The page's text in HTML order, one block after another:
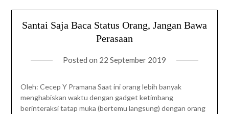
Santai Saja Baca Status Orang, Jangan Bawa
Perasaan
Posted on 22 September 2019
Oleh: Cecep Y Pramana Saat ini orang lebih banyak
menghabiskan waktu dengan gadget ketimbang
berinteraksi tatap muka (bertemu langsung) dengan orang